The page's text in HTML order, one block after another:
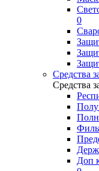
0
Средства
Средства
Доп